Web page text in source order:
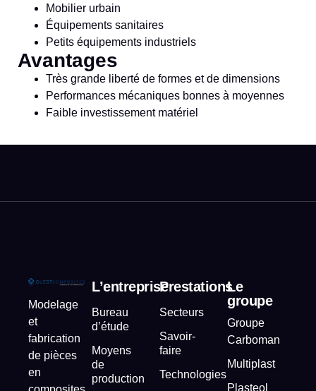
Mobilier urbain
Équipements sanitaires
Petits équipements industriels
Avantages
Très grande liberté de formes et de dimensions
Performances mécaniques bonnes à moyennes
Faible investissement matériel
Modelage
et
fabrication
de pièces
en
L’entreprise
Bureau
d’étude
Moyens
de
production
Prestations
Secteurs
Savoir-
faire
Technologies
Le
groupe
Groupe
Carboman
Multiplast
Plasteol